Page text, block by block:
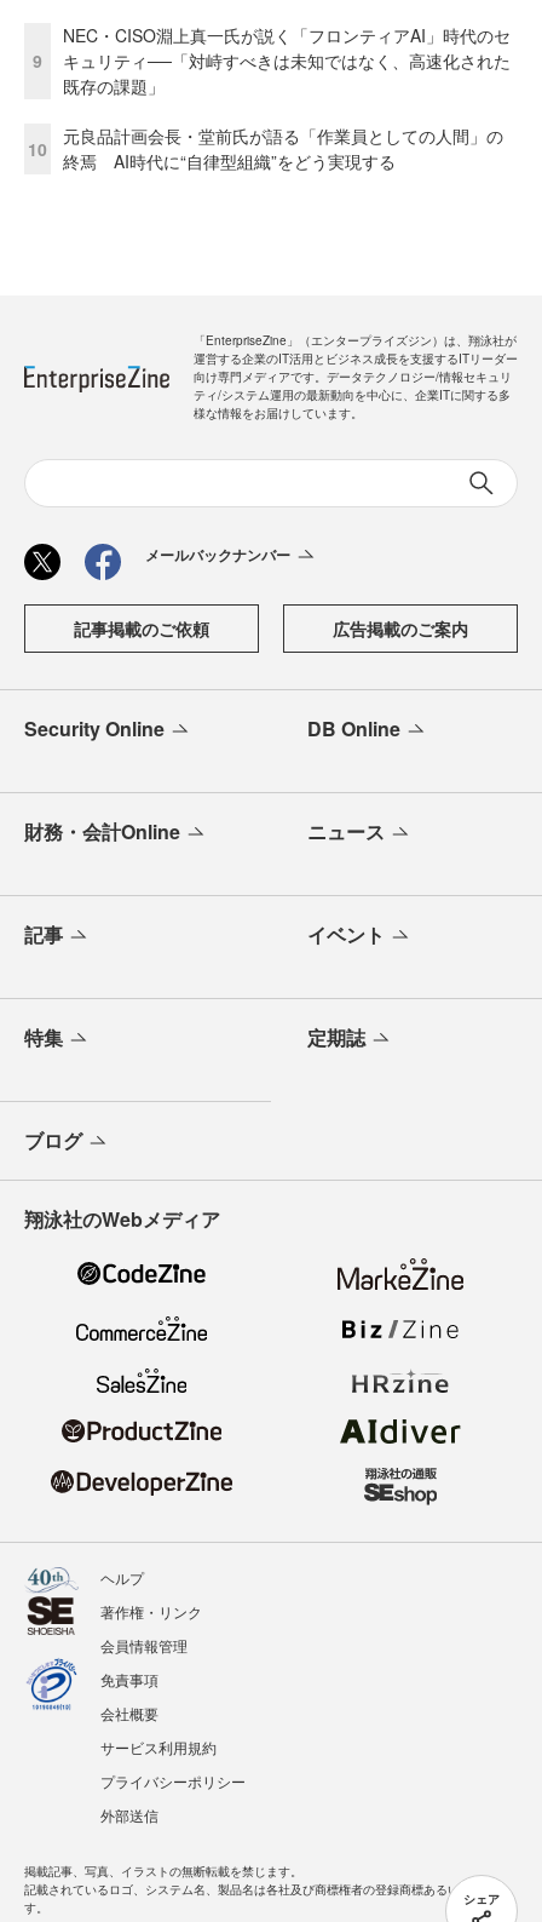
シェア
9
NEC・CISO淵上真一氏が説く「フロンティアAI」時代のセ
キュリティ──「対峙すべきは未知ではなく、高速化された
既存の課題」
10
元良品計画会長・堂前氏が語る「作業員としての人間」の
終焉 AI時代に“自律型組織”をどう実現する
「EnterpriseZine」（エンタープライズジン）は、翔泳社が
運営する企業のIT活用とビジネス成長を支援するITリーダー
向け専門メディアです。データテクノロジー/情報セキュリ
ティ/システム運用の最新動向を中心に、企業ITに関する多
様な情報をお届けしています。
メールバックナンバー
記事掲載のご依頼 広告掲載のご案内
Security Online DB Online
財務・会計Online ニュース
記事 イベント
特集 定期誌
ブログ
翔泳社のWebメディア
ヘルプ
著作権・リンク
会員情報管理
免責事項
会社概要
サービス利用規約
プライバシーポリシー
外部送信
掲載記事、写真、イラストの無断転載を禁じます。
記載されているロゴ、システム名、製品名は各社及び商標権者の登録商標あるいは商標で
す。